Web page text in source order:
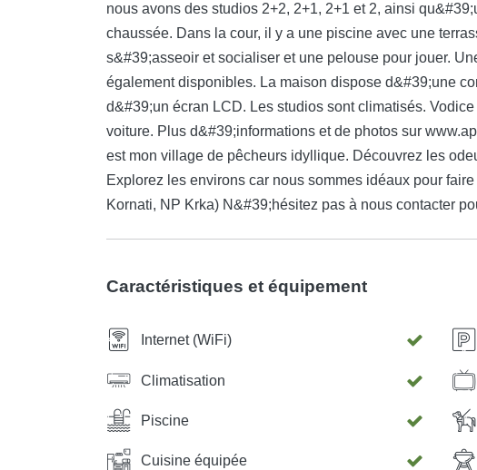
nous avons des studios 2+2, 2+1, 2+1 et 2, ainsi
chaussée. Dans la cour, il y a une piscine avec une
s&#39;asseoir et socialiser et une pelouse pour jouer.
également disponibles. La maison dispose d&#39;une
d&#39;un écran LCD. Les studios sont climatisés.
voiture. Plus d&#39;informations et de photos sur
est mon village de pêcheurs idyllique. Découvrez les
Explorez les environs car nous sommes idéaux pour
Kornati, NP Krka) N&#39;hésitez pas à nous contacter
Caractéristiques et équipement
Internet (WiFi)
Climatisation
Piscine
Cuisine équipée